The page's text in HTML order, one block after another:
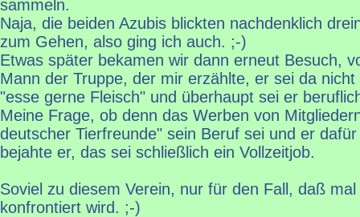
sammeln.
Naja, die beiden Azubis blickten nachdenklich
zum Gehen, also ging ich auch. ;-)
Etwas später bekamen wir dann erneut Besuch,
Mann der Truppe, der mir erzählte, er sei da
"esse gerne Fleisch" und überhaupt sei er
Meine Frage, ob denn das Werben von
deutscher Tierfreunde" sein Beruf sei und er
bejahte er, das sei schließlich ein Vollzeitjob.
Soviel zu diesem Verein, nur für den Fall, daß
konfrontiert wird. ;-)